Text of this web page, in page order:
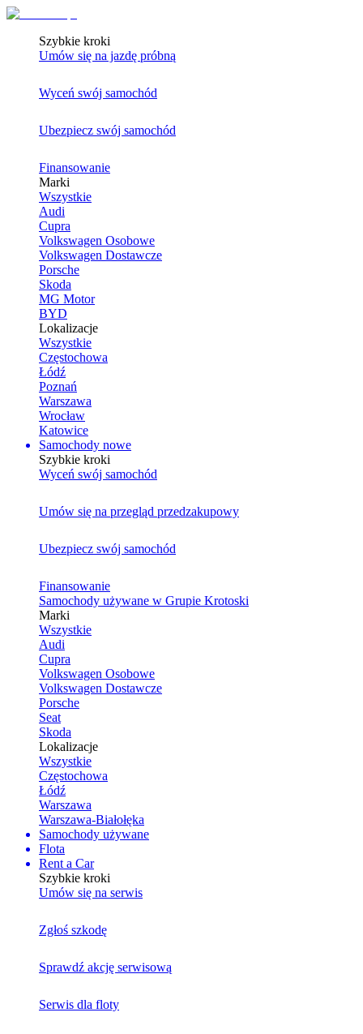
Szybkie kroki
Umów się na jazdę próbną
Wyceń swój samochód
Ubezpiecz swój samochód
Finansowanie
Marki
Wszystkie
Audi
Cupra
Volkswagen Osobowe
Volkswagen Dostawcze
Porsche
Skoda
MG Motor
BYD
Lokalizacje
Wszystkie
Częstochowa
Łódź
Poznań
Warszawa
Wrocław
Katowice
Samochody nowe
Szybkie kroki
Wyceń swój samochód
Umów się na przegląd przedzakupowy
Ubezpiecz swój samochód
Finansowanie
Samochody używane w Grupie Krotoski
Marki
Wszystkie
Audi
Cupra
Volkswagen Osobowe
Volkswagen Dostawcze
Porsche
Seat
Skoda
Lokalizacje
Wszystkie
Częstochowa
Łódź
Warszawa
Warszawa-Białołęka
Samochody używane
Flota
Rent a Car
Szybkie kroki
Umów się na serwis
Zgłoś szkodę
Sprawdź akcję serwisową
Serwis dla floty